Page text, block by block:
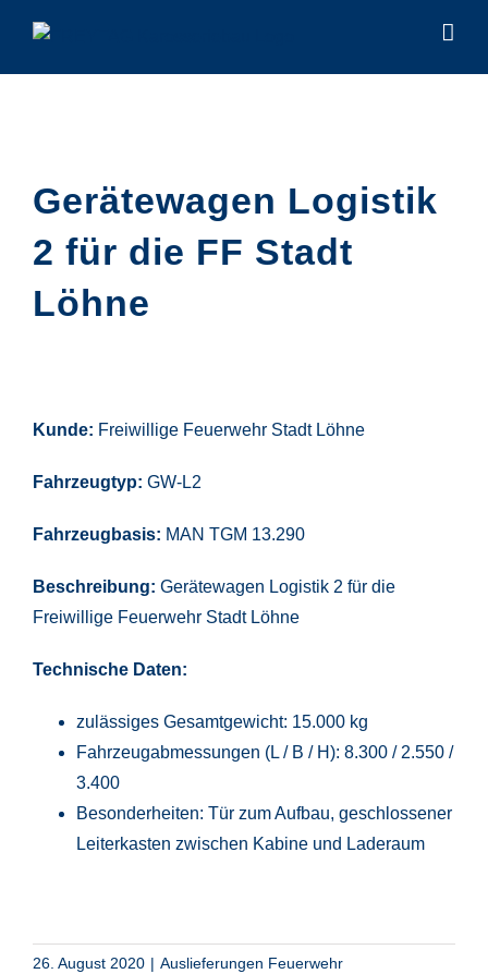
Inhalt
springen
Gerätewagen Logistik
2 für die FF Stadt
Löhne
Kunde: Freiwillige Feuerwehr Stadt Löhne
Fahrzeugtyp: GW-L2
Fahrzeugbasis: MAN TGM 13.290
Beschreibung: Gerätewagen Logistik 2 für die
Freiwillige Feuerwehr Stadt Löhne
Technische Daten:
zulässiges Gesamtgewicht: 15.000 kg
Fahrzeugabmessungen (L / B / H): 8.300 / 2.550 /
3.400
Besonderheiten: Tür zum Aufbau, geschlossener
Leiterkasten zwischen Kabine und Laderaum
26. August 2020 | Auslieferungen Feuerwehr